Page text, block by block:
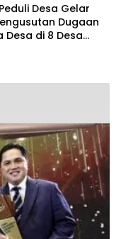
Desa Gelar
Dugaan
Desa di 8 Desa